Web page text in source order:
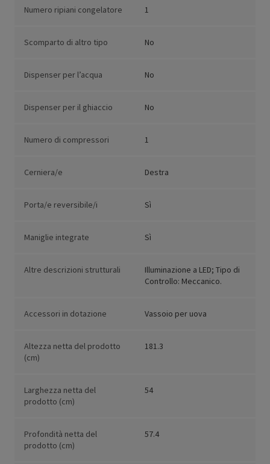
Numero ripiani congelatore 1
Scomparto di altro tipo No
Dispenser per l’acqua No
Dispenser per il ghiaccio No
Numero di compressori 1
Cerniera/e Destra
Porta/e reversibile/i Sì
Maniglie integrate Sì
Altre descrizioni strutturali
Illuminazione a LED; Tipo di
Controllo: Meccanico.
Accessori in dotazione Vassoio per uova
Altezza netta del prodotto
(cm)
181.3
Larghezza netta del
prodotto (cm)
54
Profondità netta del
prodotto (cm)
57.4